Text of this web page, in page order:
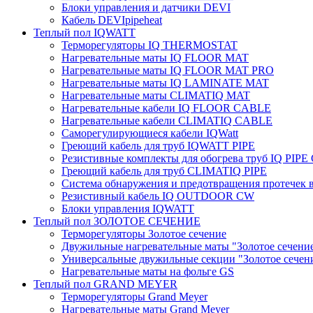
Блоки управления и датчики DEVI
Кабель DEVIpipeheat
Теплый пол IQWATT
Терморегуляторы IQ THERMOSTAT
Нагревательные маты IQ FLOOR MAT
Нагревательные маты IQ FLOOR MAT PRO
Нагревательные маты IQ LAMINATE MAT
Нагревательные маты CLIMATIQ MAT
Нагревательные кабели IQ FLOOR CABLE
Нагревательные кабели CLIMATIQ CABLE
Саморегулирующиеся кабели IQWatt
Греющий кабель для труб IQWATT PIPE
Резистивные комплекты для обогрева труб IQ PIPE
Греющий кабель для труб CLIMATIQ PIPE
Система обнаружения и предотвращения протечек
Резистивный кабель IQ OUTDOOR CW
Блоки управления IQWATT
Теплый пол ЗОЛОТОЕ СЕЧЕНИЕ
Терморегуляторы Золотое сечение
Двужильные нагревательные маты "Золотое
Универсальные двужильные секции "Золотое
Нагревательные маты на фольге GS
Теплый пол GRAND MEYER
Терморегуляторы Grand Meyer
Нагревательные маты Grand Meyer